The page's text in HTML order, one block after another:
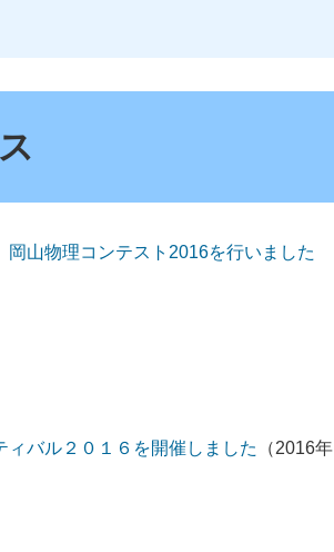
山物理コンテスト2016を行いました
バル２０１６を開催しました （2016年